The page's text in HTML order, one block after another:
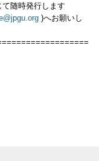
随時発行します
)へお願いし